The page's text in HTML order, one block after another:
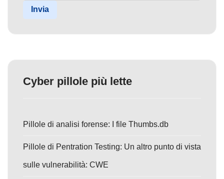
Invia
Cyber pillole più lette
Pillole di analisi forense: I file Thumbs.db
Pillole di Pentration Testing: Un altro punto di vista
sulle vulnerabilità: CWE